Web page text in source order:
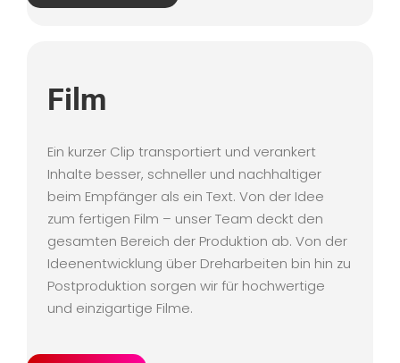
Film
Ein kurzer Clip transportiert und verankert
Inhalte besser, schneller und nachhaltiger
beim Empfänger als ein Text. Von der Idee
zum fertigen Film – unser Team deckt den
gesamten Bereich der Produktion ab. Von der
Ideenentwicklung über Dreharbeiten bin hin zu
Postproduktion sorgen wir für hochwertige
und einzigartige Filme.